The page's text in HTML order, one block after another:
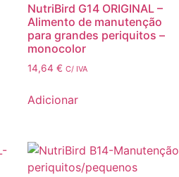
NutriBird G14 ORIGINAL –
Alimento de manutenção
para grandes periquitos –
monocolor
14,64 € C/ IVA
Adicionar